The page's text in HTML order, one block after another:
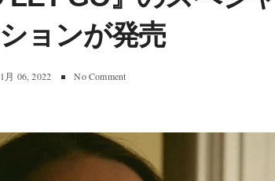
ョンが発売
月 06, 2022 No Comment